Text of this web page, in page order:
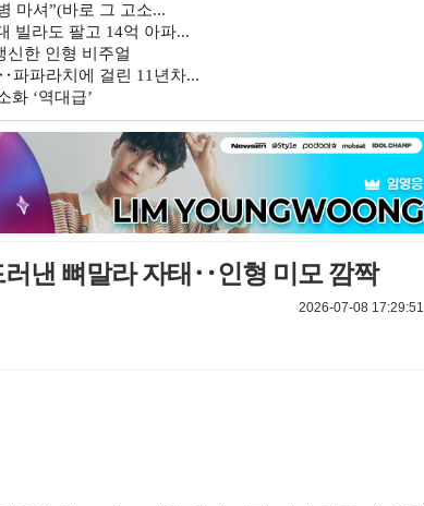
마셔”(바로 그 고소...
빌라도 팔고 14억 아파...
한 인형 비주얼
파파라치에 걸린 11년차...
화 ‘역대급’
낸 뼈말라 자태‥인형 미모 깜짝
2026-07-08 17:29:51